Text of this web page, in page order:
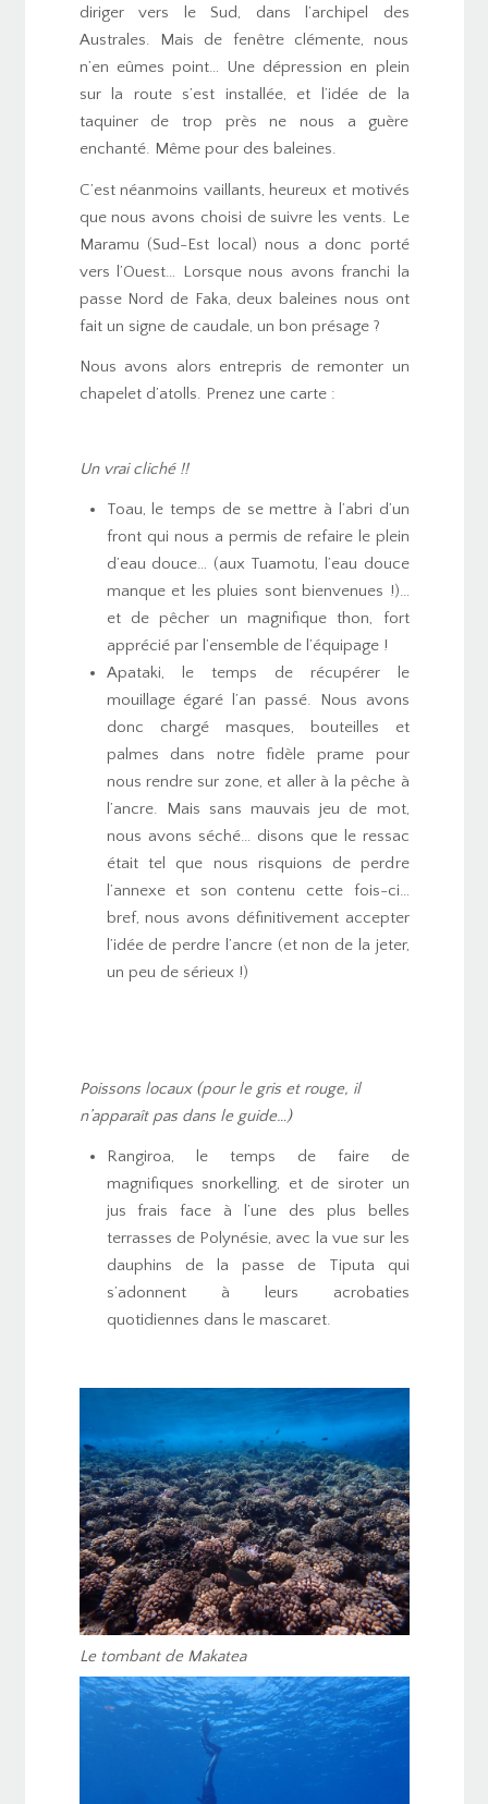
diriger vers le Sud, dans l’archipel des
Australes. Mais de fenêtre clémente, nous
n’en eûmes point… Une dépression en plein
sur la route s’est installée, et l’idée de la
taquiner de trop près ne nous a guère
enchanté. Même pour des baleines.
C’est néanmoins vaillants, heureux et motivés
que nous avons choisi de suivre les vents. Le
Maramu (Sud-Est local) nous a donc porté
vers l’Ouest… Lorsque nous avons franchi la
passe Nord de Faka, deux baleines nous ont
fait un signe de caudale, un bon présage ?
Nous avons alors entrepris de remonter un
chapelet d’atolls. Prenez une carte :
Un vrai cliché !!
Toau, le temps de se mettre à l’abri d’un
front qui nous a permis de refaire le plein
d’eau douce… (aux Tuamotu, l’eau douce
manque et les pluies sont bienvenues !)…
et de pêcher un magnifique thon, fort
apprécié par l’ensemble de l’équipage !
Apataki, le temps de récupérer le
mouillage égaré l’an passé. Nous avons
donc chargé masques, bouteilles et
palmes dans notre fidèle prame pour
nous rendre sur zone, et aller à la pêche à
l’ancre. Mais sans mauvais jeu de mot,
nous avons séché… disons que le ressac
était tel que nous risquions de perdre
l’annexe et son contenu cette fois-ci…
bref, nous avons définitivement accepter
l’idée de perdre l’ancre (et non de la jeter,
un peu de sérieux !)
Poissons locaux (pour le gris et rouge, il
n’apparaît pas dans le guide…)
Rangiroa, le temps de faire de
magnifiques snorkelling, et de siroter un
jus frais face à l’une des plus belles
terrasses de Polynésie, avec la vue sur les
dauphins de la passe de Tiputa qui
s’adonnent à leurs acrobaties
quotidiennes dans le mascaret.
Le tombant de Makatea